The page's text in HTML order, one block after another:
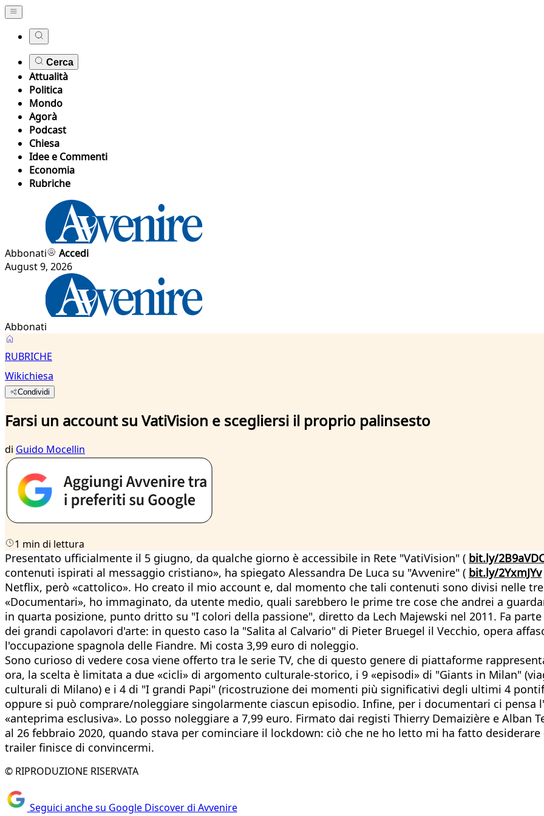
Cerca
Attualità
Politica
Mondo
Agorà
Podcast
Chiesa
Idee e Commenti
Economia
Rubriche
Abbonati
Accedi
August 9, 2026
Abbonati
RUBRICHE
Wikichiesa
Condividi
Farsi un account su VatiVision e scegliersi il proprio palinsesto
di Guido Mocellin
1 min di lettura
Presentato ufficialmente il 5 giugno, da qualche giorno è accessibile in Rete "VatiVision" ( bit.ly/
contenuti ispirati al messaggio cristiano», ha spiegato Alessandra De Luca su "Avvenire" ( bit.ly/2YxmJYv
Netflix, però «cattolico». Ho creato il mio account e, dal momento che tali contenuti sono divisi nelle tre
«Documentari», ho immaginato, da utente medio, quali sarebbero le prime tre cose che andrei a
in quarta posizione, punto dritto su "I colori della passione", diretto da Lech Majewski nel 2011. Fa
dei grandi capolavori d'arte: in questo caso la "Salita al Calvario" di Pieter Bruegel il Vecchio, opera
l'occupazione spagnola delle Fiandre. Mi costa 3,99 euro di noleggio.
Sono curioso di vedere cosa viene offerto tra le serie TV, che di questo genere di piattaforme
ora, la scelta è limitata a due «cicli» di argomento culturale-storico, i 9 «episodi» di "Giants in Milan"
culturali di Milano) e i 4 di "I grandi Papi" (ricostruzione dei momenti più significativi degli ultimi 4
oppure si può comprare/noleggiare singolarmente ciascun episodio. Infine, per i documentari ci pensa
«anteprima esclusiva». Lo posso noleggiare a 7,99 euro. Firmato dai registi Thierry Demaizière e Alban
al 26 febbraio 2020, quando stava per cominciare il lockdown: ciò che ne ho letto mi ha fatto
trailer finisce di convincermi.
© RIPRODUZIONE RISERVATA
Seguici anche su Google Discover di Avvenire